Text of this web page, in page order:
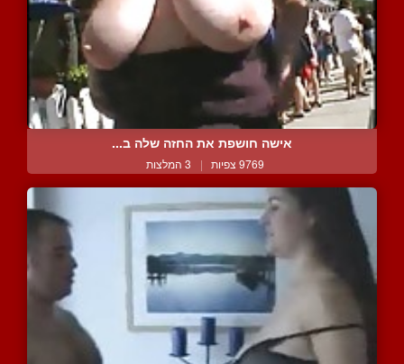
אישה חושפת את החזה שלה ב...
9769 צפיות | 3 המלצות